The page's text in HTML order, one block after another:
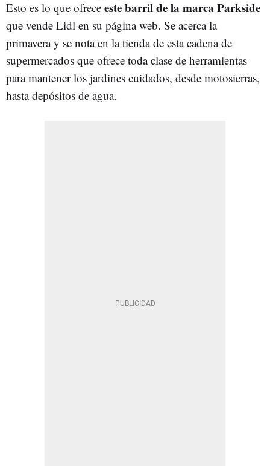
Esto es lo que ofrece este barril de la marca Parkside
que vende Lidl en su página web. Se acerca la
primavera y se nota en la tienda de esta cadena de
supermercados que ofrece toda clase de herramientas
para mantener los jardines cuidados, desde motosierras,
hasta depósitos de agua.